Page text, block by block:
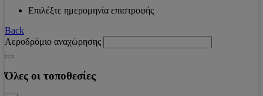
Επιλέξτε ημερομηνία επιστροφής
Back
Αεροδρόμιο αναχώρησης
Όλες οι τοποθεσίες